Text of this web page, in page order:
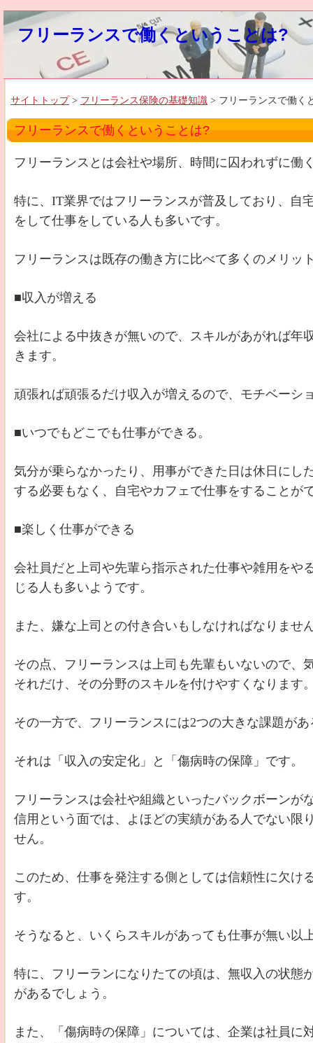
フリーランスで働くということは?
サイトトップ > フリーランス保険の基礎知識 > フリーランスで働く
フリーランスで働くということは?
フリーランスとは会社や場所、時間に囚われずに働
特に、IT業界ではフリーランスが普及しており、自
をして仕事をしている人も多いです。
フリーランスは既存の働き方に比べて多くのメリッ
■収入が増える
会社による中抜きが無いので、スキルがあがれば年
きます。
頑張れば頑張るだけ収入が増えるので、モチベーシ
■いつでもどこでも仕事ができる。
気分が乗らなかったり、用事ができた日は休日にし
する必要もなく、自宅やカフェで仕事をすることが
■楽しく仕事ができる
会社員だと上司や先輩ら指示された仕事や雑用をや
じる人も多いようです。
また、嫌な上司との付き合いもしなければなりませ
その点、フリーランスは上司も先輩もいないので、
それだけ、その分野のスキルを付けやすくなります
その一方で、フリーランスには2つの大きな課題が
それは「収入の安定化」と「傷病時の保障」です。
フリーランスは会社や組織といったバックボーンが
信用という面では、よほどの実績がある人でない限
せん。
このため、仕事を発注する側としては信頼性に欠け
す。
そうなると、いくらスキルがあっても仕事が無い以
特に、フリーランになりたての頃は、無収入の状態
があるでしょう。
また、「傷病時の保障」については、企業は社員に